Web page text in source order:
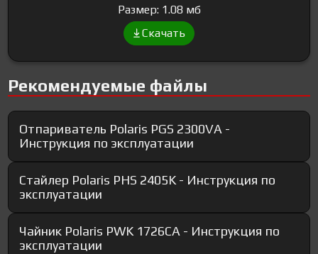
Размер: 1.08 мб
Скачать
Рекомендуемые файлы
Отпариватель Polaris PGS 2300VA -
Инструкция по эксплуатации
Стайлер Polaris PHS 2405K - Инструкция по
эксплуатации
Чайник Polaris PWK 1726CA - Инструкция по
эксплуатации